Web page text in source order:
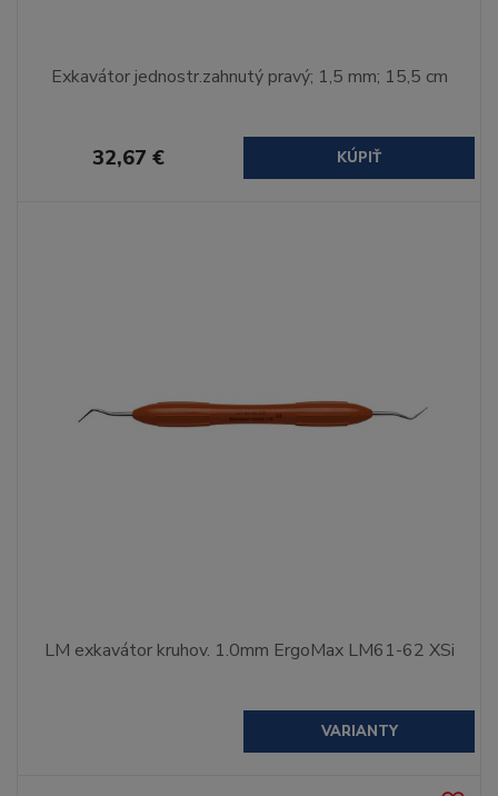
Exkavátor jednostr.zahnutý pravý; 1,5 mm; 15,5 cm
32,67 € KÚPIŤ
LM exkavátor kruhov. 1.0mm ErgoMax LM61-62 XSi
VARIANTY